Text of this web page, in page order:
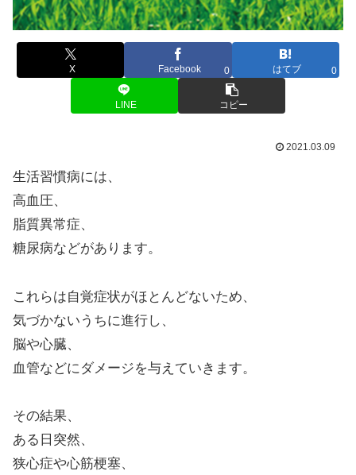
X Facebook 0 はてブ 0
LINE コピー
2021.03.09
生活習慣病には、
高血圧、
脂質異常症、
糖尿病などがあります。
これらは自覚症状がほとんどないため、
気づかないうちに進行し、
脳や心臓、
血管などにダメージを与えていきます。
その結果、
ある日突然、
狭心症や心筋梗塞、